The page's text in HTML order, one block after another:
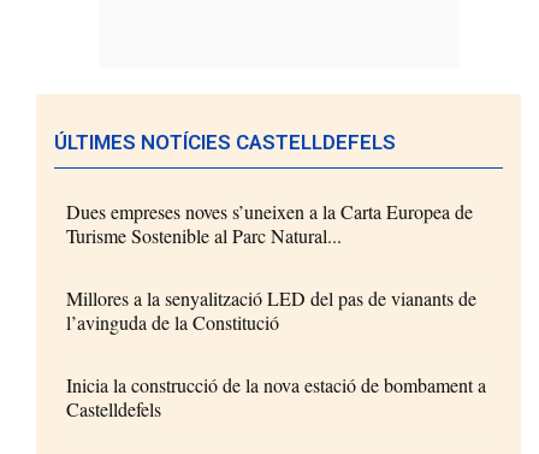
ÚLTIMES NOTÍCIES CASTELLDEFELS
Dues empreses noves s’uneixen a la Carta Europea de
Turisme Sostenible al Parc Natural...
Millores a la senyalització LED del pas de vianants de
l’avinguda de la Constitució
Inicia la construcció de la nova estació de bombament a
Castelldefels